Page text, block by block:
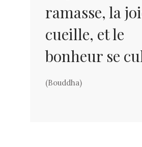
ramasse, la
cueille, et le
bonheur se
(Bouddha)